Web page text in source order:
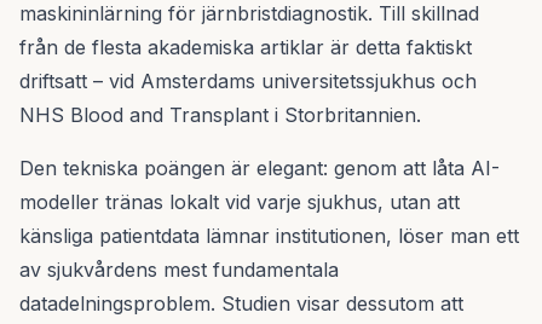
maskininlärning för järnbristdiagnostik. Till skillnad
från de flesta akademiska artiklar är detta faktiskt
driftsatt – vid Amsterdams universitetssjukhus och
NHS Blood and Transplant i Storbritannien.
Den tekniska poängen är elegant: genom att låta AI-
modeller tränas lokalt vid varje sjukhus, utan att
känsliga patientdata lämnar institutionen, löser man ett
av sjukvårdens mest fundamentala
datadelningsproblem. Studien visar dessutom att